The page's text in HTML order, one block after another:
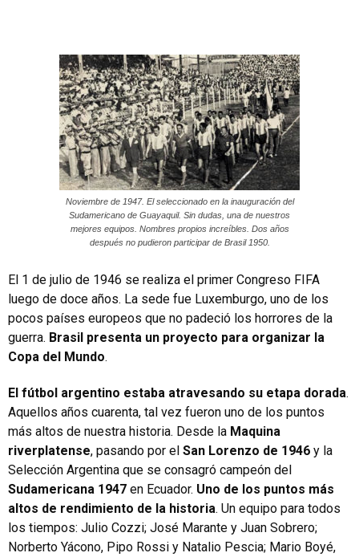
Noviembre de 1947. El seleccionado en la inauguración del
Sudamericano de Guayaquil. Sin dudas, una de nuestros
mejores equipos. Nombres propios increíbles. Dos años
después no pudieron participar de Brasil 1950.
El 1 de julio de 1946 se realiza el primer Congreso FIFA
luego de doce años. La sede fue Luxemburgo, uno de los
pocos países europeos que no padeció los horrores de la
guerra. Brasil presenta un proyecto para organizar la
Copa del Mundo.
El fútbol argentino estaba atravesando su etapa dorada.
Aquellos años cuarenta, tal vez fueron uno de los puntos
más altos de nuestra historia. Desde la Maquina
riverplatense, pasando por el San Lorenzo de 1946 y la
Selección Argentina que se consagró campeón del
Sudamericana 1947 en Ecuador. Uno de los puntos más
altos de rendimiento de la historia. Un equipo para todos
los tiempos: Julio Cozzi; José Marante y Juan Sobrero;
Norberto Yácono, Pipo Rossi y Natalio Pescia; Mario Boyé,